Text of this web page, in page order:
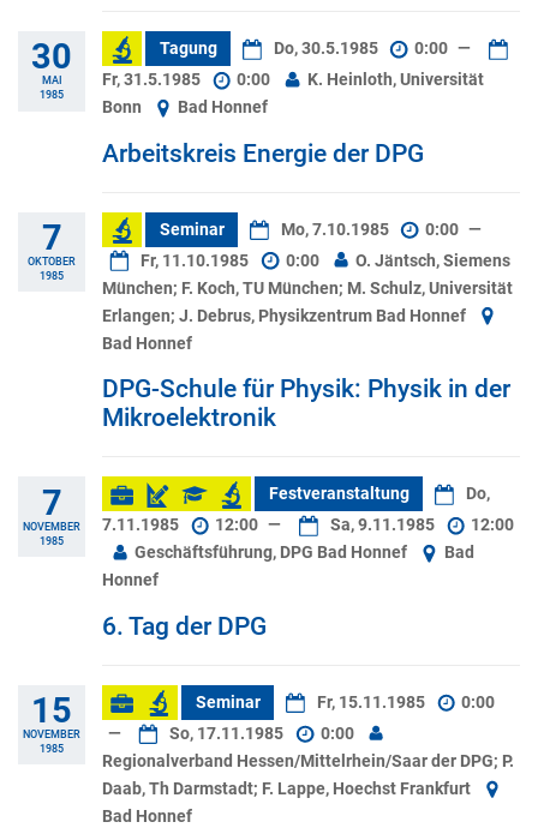
30
MAI
1985
Tagung Do, 30.5.1985 0:00 —
Fr, 31.5.1985
0:00
K. Heinloth, Universität
Bonn
Bad Honnef
Arbeitskreis Energie der DPG
7
OKTOBER
1985
Seminar Mo, 7.10.1985 0:00 —
Fr, 11.10.1985
0:00
O. Jäntsch, Siemens
München; F. Koch, TU München; M. Schulz, Universität
Erlangen; J. Debrus, Physikzentrum Bad Honnef
Bad Honnef
DPG-Schule für Physik: Physik in der
Mikroelektronik
7
NOVEMBER
1985
Festveranstaltung
Do,
7.11.1985
12:00 — Sa, 9.11.1985
12:00
Geschäftsführung, DPG Bad Honnef
Bad
Honnef
6. Tag der DPG
15
NOVEMBER
1985
Seminar Fr, 15.11.1985
0:00
—
So, 17.11.1985
0:00
Regionalverband Hessen/Mittelrhein/Saar der DPG; P.
Daab, Th Darmstadt; F. Lappe, Hoechst Frankfurt
Bad Honnef